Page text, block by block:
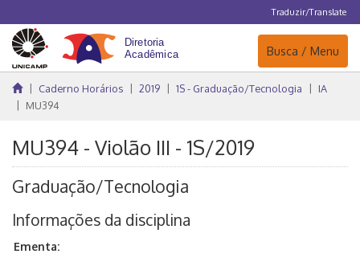
Traduzir/Translate
Navegação
Busca / Menu
Caderno Horários 2019 1S - Graduação/Tecnologia
IA
MU394
MU394 - Violão III - 1S/2019
Graduação/Tecnologia
Informações da disciplina
Ementa: